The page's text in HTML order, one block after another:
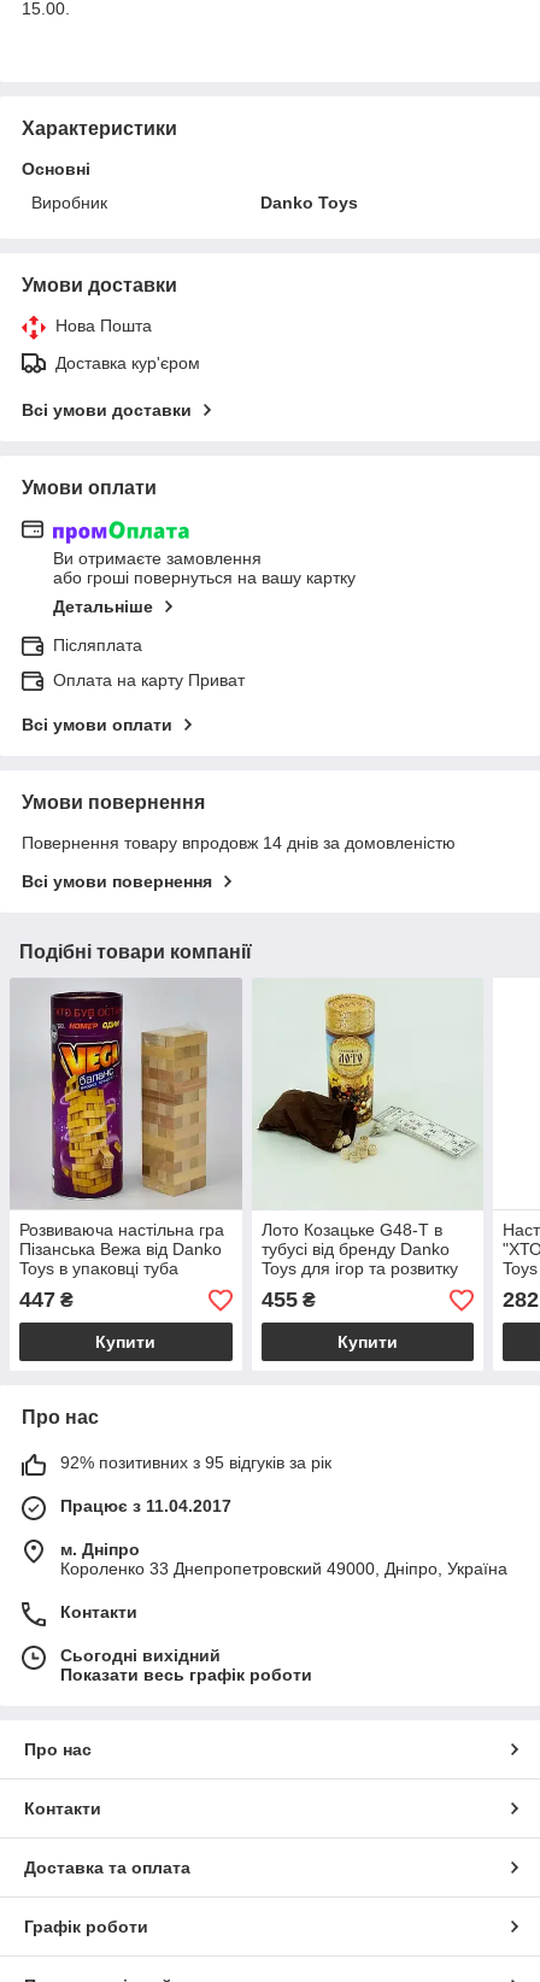
15.00.
Характеристики
Основні
Виробник
Danko Toys
Умови доставки
Нова Пошта
Доставка кур'єром
Всі умови доставки
Умови оплати
Ви отримаєте замовлення
або гроші повернуться на вашу картку
Детальніше
Післяплата
Оплата на карту Приват
Всі умови оплати
Умови повернення
Повернення товару впродовж 14 днів за домовленістю
Всі умови повернення
Подібні товари компанії
Розвиваюча настільна гра
Пізанська Вежа від Danko
Toys в упаковці туба
розміром 11х11х31 см
447 ₴
Купити
Лото Козацьке G48-T в
тубусі від бренду Danko
Toys для ігор та розвитку
дітей розмір упаковки
31х11х11 см
455₴
Купити
282
Про нас
92% позитивних з 95 відгуків за рік
Працює з 11.04.2017
м. Дніпро
Короленко 33 Днепропетровский 49000, Дніпро, Україна
Контакти
Сьогодні вихідний
Показати весь графік роботи
Про нас
Контакти
Доставка та оплата
Графік роботи